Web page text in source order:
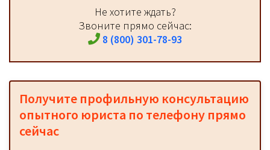
Не хотите ждать?
Звоните прямо сейчас:
8 (800) 301-78-93
Получите профильную консультацию
опытного юриста по телефону прямо
сейчас